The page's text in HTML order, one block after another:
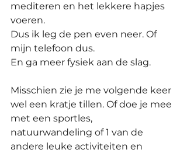
mediteren en het lekkere hapjes
voeren.
Dus ik leg de pen even neer. Of
mijn telefoon dus.
En ga meer fysiek aan de slag.
Misschien zie je me volgende keer
wel een kratje tillen. Of doe je mee
met een sportles,
natuurwandeling of 1 van de
andere leuke activiteiten en